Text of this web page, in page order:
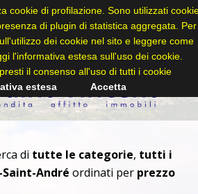
di tutte le categorie, tutti i
André ordinati per prezzo
cookie di profilazione. Sono utilizzati
di plugin di statistica aggregata. Per
dei cookie nel sito e leggere come
l'informativa estesa sull'uso dei cookie.
il consenso all'uso di tutti i cookie
estesa
Accetta